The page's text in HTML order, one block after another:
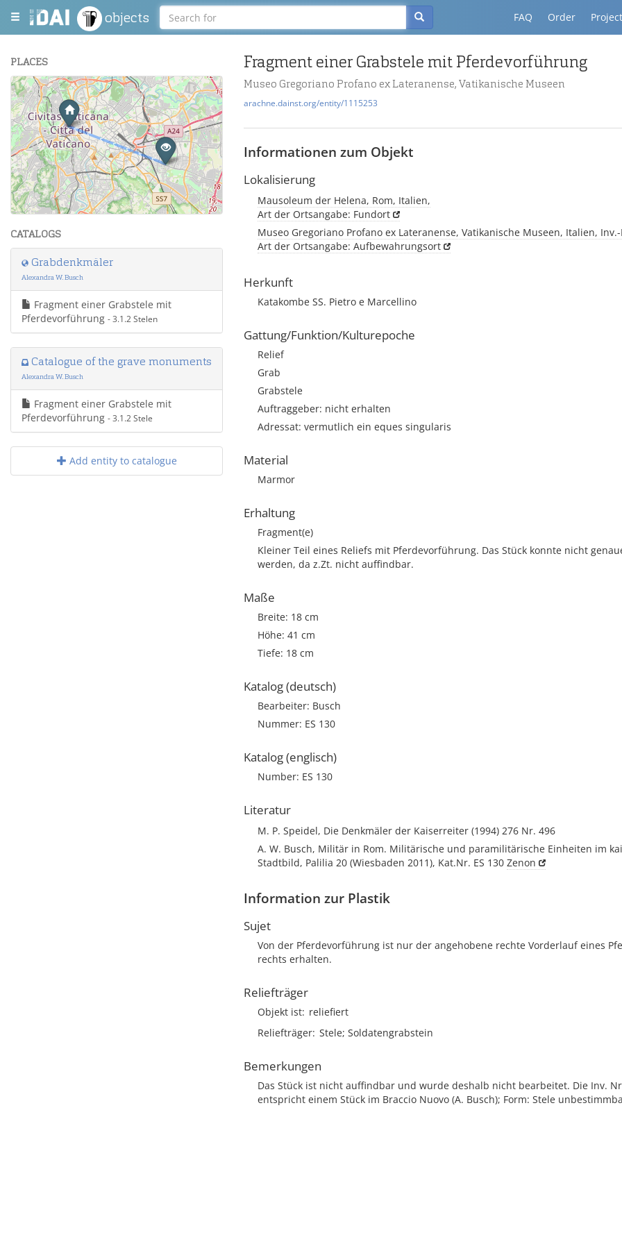
objects FAQ Order
PLACES
+
−
Leaflet| Maps and Data ©OpenStreetMap.
CATALOGS
Grabdenkmäler
Alexandra W. Busch
Fragment einer Grabstele mit
Pferdevorführung - 3.1.2 Stelen
Catalogue of the grave monuments
Alexandra W. Busch
Fragment einer Grabstele mit
Pferdevorführung - 3.1.2 Stele
Add entity to catalogue
Fragment einer Grabstele mit Pferdevorführung
Museo Gregoriano Profano ex Lateranense, Vatikanische Museen
arachne.dainst.org/entity/1115253
Informationen zum Objekt
Lokalisierung
Mausoleum der Helena, Rom, Italien,
Art der Ortsangabe: Fundort
Museo Gregoriano Profano ex Lateranense, Vatikanische Museen, Italien,
Art der Ortsangabe: Aufbewahrungsort
Herkunft
Katakombe SS. Pietro e Marcellino
Gattung/Funktion/Kulturepoche
Relief
Grab
Grabstele
Auftraggeber: nicht erhalten
Adressat: vermutlich ein eques singularis
Material
Marmor
Erhaltung
Fragment(e)
Kleiner Teil eines Reliefs mit Pferdevorführung. Das Stück konnte nicht
werden, da z.Zt. nicht auffindbar.
Maße
Breite: 18 cm
Höhe: 41 cm
Tiefe: 18 cm
Katalog (deutsch)
Bearbeiter: Busch
Nummer: ES 130
Katalog (englisch)
Number: ES 130
Literatur
M. P. Speidel, Die Denkmäler der Kaiserreiter (1994) 276 Nr. 496
A. W. Busch, Militär in Rom. Militärische und paramilitärische Einheiten im
Stadtbild, Palilia 20 (Wiesbaden 2011), Kat.Nr. ES 130 Zenon
Information zur Plastik
Sujet
Von der Pferdevorführung ist nur der angehobene rechte Vorderlauf eines
rechts erhalten.
Reliefträger
Objekt ist reliefiert
Reliefträger Stele; Soldatengrabstein
Bemerkungen
Das Stück ist nicht auffindbar und wurde deshalb nicht bearbeitet. Die Inv.
entspricht einem Stück im Braccio Nuovo (A. Busch); Form: Stele